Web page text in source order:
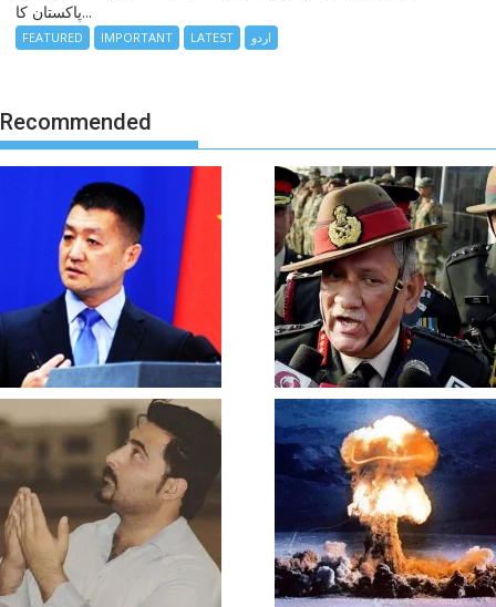
پاکستان کا...
FEATURED IMPORTANT LATEST اردو
Recommended